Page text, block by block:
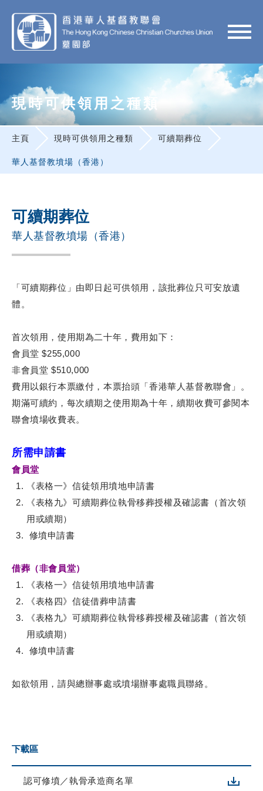
現時可供領用之種類
主頁 現時可供領用之種類 可續期葬位
華人基督教墳場（香港）
可續期葬位
華人基督教墳場（香港）
「可續期葬位」由即日起可供領用，該批葬位只可安放遺
體。
首次領用，使用期為二十年，費用如下：
會員堂 $255,000
非會員堂 $510,000
費用以銀行本票繳付，本票抬頭「香港華人基督教聯會」。
期滿可續約，每次續期之使用期為十年，續期收費可參閱本
聯會墳場收費表。
所需申請書
會員堂
《表格一》信徒領用墳地申請書
《表格九》可續期葬位執骨移葬授權及確認書（首次領
用或續期）
修墳申請書
借葬（非會員堂）
《表格一》信徒領用墳地申請書
《表格四》信徒借葬申請書
《表格九》可續期葬位執骨移葬授權及確認書（首次領
用或續期）
修墳申請書
如欲領用，請與總辦事處或墳場辦事處職員聯絡。
下載區
認可修墳／執骨承造商名單